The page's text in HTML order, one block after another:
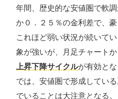
年間、歴史的な安値圏で軟
か０．２５％の金利差で、豪
これほど弱い状況が続いて
象が強いが、月足チャートか
上昇下降サイクルが有効と
では、安値圏で形成してい
でいることは大注意となる